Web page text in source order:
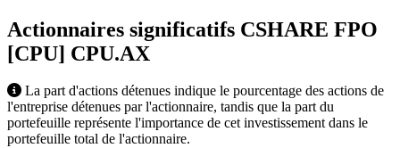
Actionnaires significatifs CSHARE FPO
[CPU] CPU.AX
La part d'actions détenues indique le pourcentage des actions de
l'entreprise détenues par l'actionnaire, tandis que la part du
portefeuille représente l'importance de cet investissement dans le
portefeuille total de l'actionnaire.